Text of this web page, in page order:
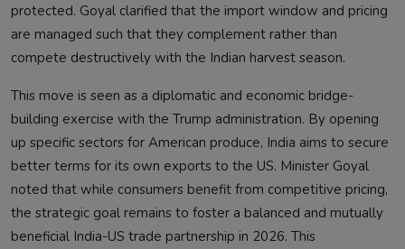
protected. Goyal clarified that the import window and pricing
are managed such that they complement rather than
compete destructively with the Indian harvest season.
This move is seen as a diplomatic and economic bridge-
building exercise with the Trump administration. By opening
up specific sectors for American produce, India aims to secure
better terms for its own exports to the US. Minister Goyal
noted that while consumers benefit from competitive pricing,
the strategic goal remains to foster a balanced and mutually
beneficial India-US trade partnership in 2026. This